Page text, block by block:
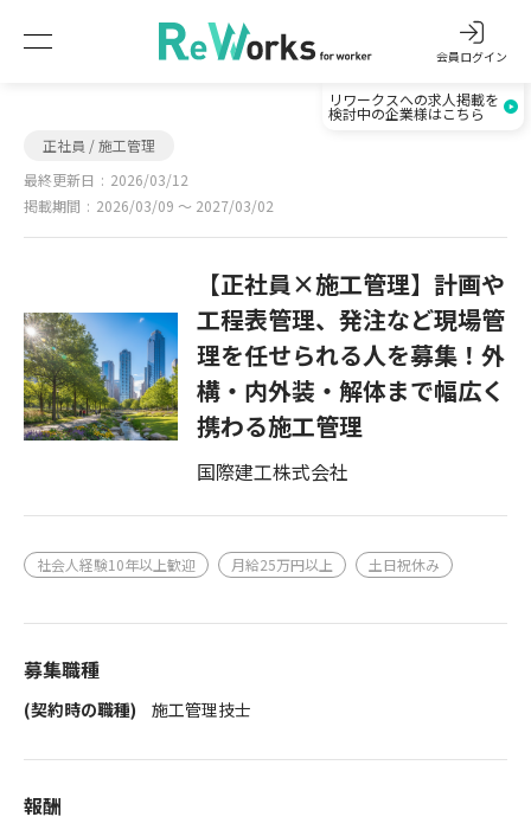
会員ログイン
リワークスへの求人掲載を
検討中の企業様はこちら
正社員 / 施工管理
最終更新日
2026/03/12
掲載期間
2026/03/09 〜 2027/03/02
【正社員×施工管理】計画や
工程表管理、発注など現場管
理を任せられる人を募集！外
構・内外装・解体まで幅広く
携わる施工管理
国際建工株式会社
社会人経験10年以上歓迎 月給25万円以上 土日祝休み
募集職種
(契約時の職種) 施工管理技士
報酬